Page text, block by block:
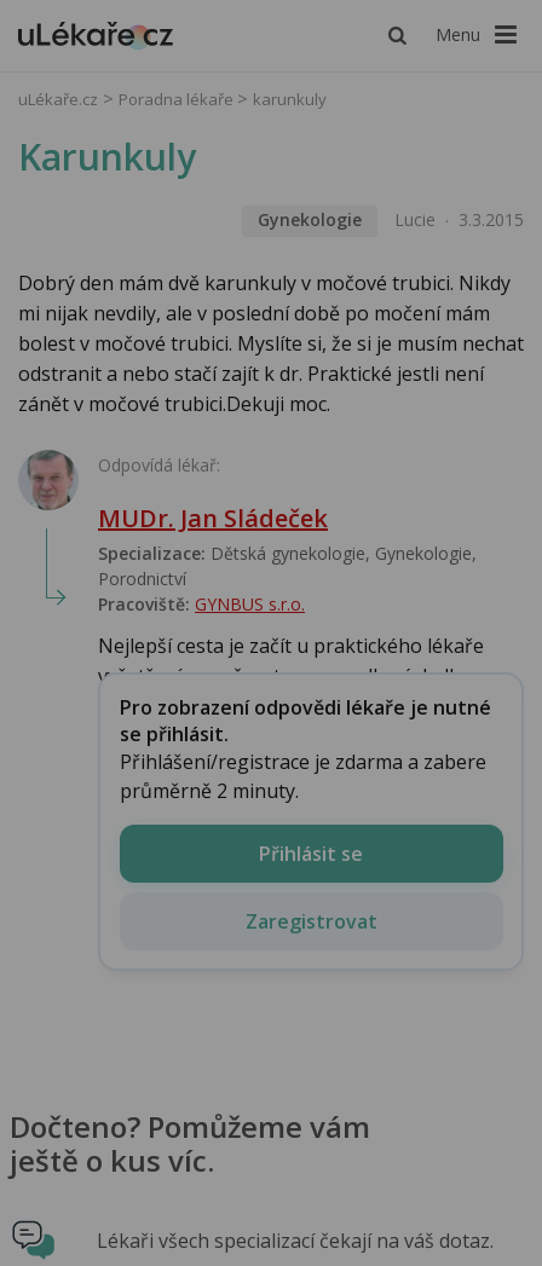
Menu
uLékaře.cz Poradna lékaře karunkuly
Karunkuly
Gynekologie Lucie 3.3.2015
Dobrý den mám dvě karunkuly v močové trubici. Nikdy
mi nijak nevdily, ale v poslední době po močení mám
bolest v močové trubici. Myslíte si, že si je musím nechat
odstranit a nebo stačí zajít k dr. Praktické jestli není
zánět v močové trubici.Dekuji moc.
Odpovídá lékař:
MUDr. Jan Sládeček
Specializace: Dětská gynekologie, Gynekologie,
Porodnictví
Pracoviště: GYNBUS s.r.o.
Nejlepší cesta je začít u praktického lékaře
vyšetřením moče a teprve podle výsledku zvo...
Pro zobrazení odpovědi lékaře je nutné
se přihlásit.
Přihlášení/registrace je zdarma a zabere
průměrně 2 minuty.
Přihlásit se
Zaregistrovat
Dočteno? Pomůžeme vám
ještě o kus víc.
Lékaři všech specializací čekají na váš dotaz.